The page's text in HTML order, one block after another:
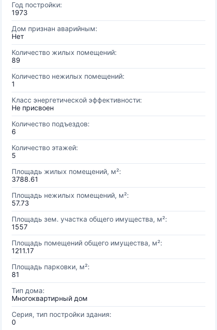
Год постройки:
1973
Дом признан аварийным:
Нет
Количество жилых помещений:
89
Количество нежилых помещений:
1
Класс энергетической эффективности:
Не присвоен
Количество подъездов:
6
Количество этажей:
5
Площадь жилых помещений, м²:
3788.61
Площадь нежилых помещений, м²:
57.73
Площадь зем. участка общего имущества, м²:
1557
Площадь помещений общего имущества, м²:
1211.17
Площадь парковки, м²:
81
Тип дома:
Многоквартирный дом
Серия, тип постройки здания:
0